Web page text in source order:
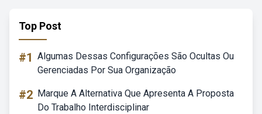
Top Post
#1 Algumas Dessas Configurações São Ocultas Ou
Gerenciadas Por Sua Organização
#2 Marque A Alternativa Que Apresenta A Proposta
Do Trabalho Interdisciplinar